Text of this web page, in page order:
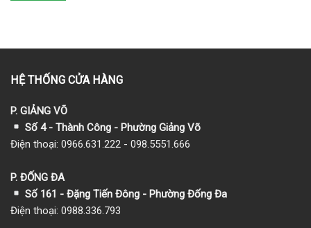
HỆ THỐNG CỬA HÀNG
P. GIẢNG VÕ
Số 4 - Thành Công - Phường Giảng Võ
Điện thoại: 0966.631.222 - 098.5551.666
P. ĐỐNG ĐA
Số 161 - Đặng Tiến Đông - Phường Đống Đa
Điện thoại: 0988.336.793